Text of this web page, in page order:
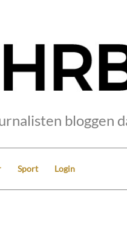
bloggen
Sport Login